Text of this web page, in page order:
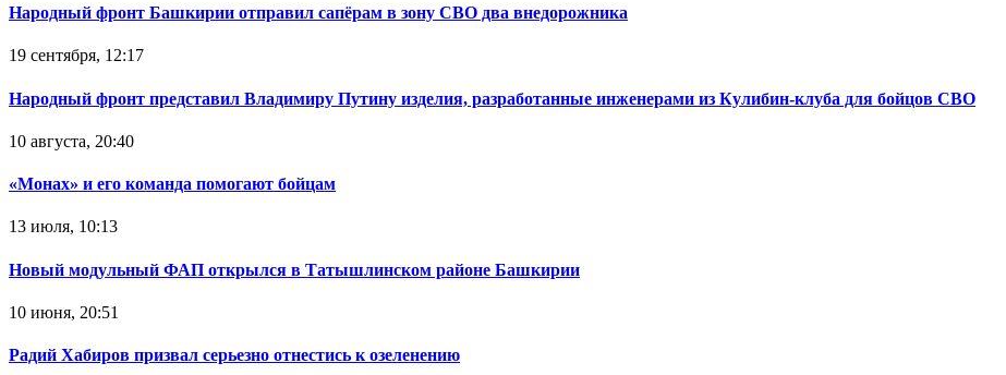
Народный фронт Башкирии отправил сапёрам в зону СВО два внедорожника
19 сентября, 12:17
Народный фронт представил Владимиру Путину изделия, разработанные инженерами из Кулибин-клуба для бойцов СВО
10 августа, 20:40
«Монах» и его команда помогают бойцам
13 июля, 10:13
Новый модульный ФАП открылся в Татышлинском районе Башкирии
10 июня, 20:51
Радий Хабиров призвал серьезно отнестись к озеленению